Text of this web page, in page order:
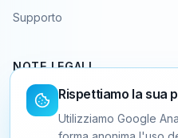
Supporto
NOTE LEGALI
Condizioni generali
Rispettiamo la sua
Utilizziamo Google